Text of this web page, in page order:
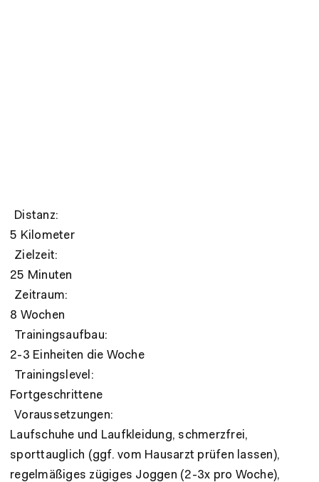
Distanz:
5 Kilometer
Zielzeit:
25 Minuten
Zeitraum:
8 Wochen
Trainingsaufbau:
2-3 Einheiten die Woche
Trainingslevel:
Fortgeschrittene
Voraussetzungen:
Laufschuhe und Laufkleidung, schmerzfrei,
sporttauglich (ggf. vom Hausarzt prüfen lassen),
regelmäßiges zügiges Joggen (2-3x pro Woche),